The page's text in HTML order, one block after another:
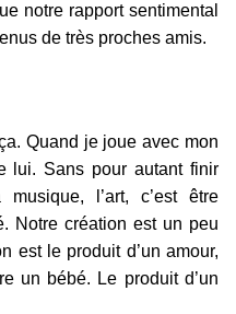
notre rapport sentimental
de très proches amis.
Quand je joue avec mon
lui. Sans pour autant finir
l’art, c’est être
Notre création est un peu
est le produit d’un amour,
un bébé. Le produit d’un